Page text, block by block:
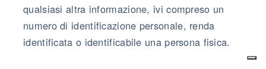
qualsiasi altra informazione, ivi compreso un
numero di identificazione personale, renda
identificata o identificabile una persona fisica.